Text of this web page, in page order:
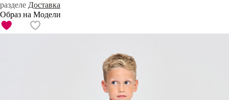
разделе Доставка
Образ на Модели